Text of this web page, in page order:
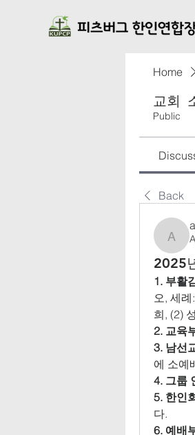
Home
교회
Public
Back
2025
1. 부활
오, 세
희, (2)
2. 교육
3. 남선
에 소예
4. 그룹
5. 한인
다.
6. 예배